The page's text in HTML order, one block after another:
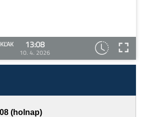
13:08
10. 4. 2026
(holnap)